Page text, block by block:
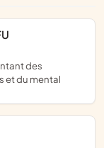
et du mental